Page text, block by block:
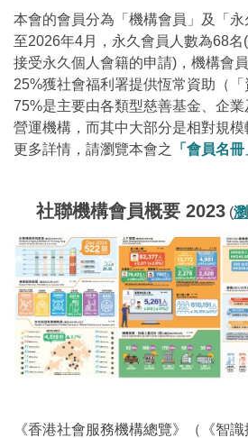
本會的會員分為「機構會員」及「
至2026年4月，永久會員人數為68
接受永久個人會籍的申請)，機構會
25%獲社會福利署提供恆常資助（
75%是主要由各類型慈善基金、企
營運機構，而其中大部分是相對規
更多詳情，請瀏覽本會之
「會員名冊
社聯機構會員概要 2023 (
《香港社會服務機構總覽》（《智